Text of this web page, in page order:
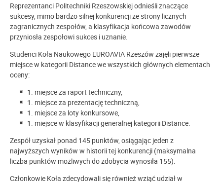
Reprezentanci Politechniki Rzeszowskiej odnieśli znaczące
sukcesy, mimo bardzo silnej konkurencji ze strony licznych
zagranicznych zespołów, a klasyfikacja końcowa zawodów
przyniosła zespołowi sukces i uznanie.
Studenci Koła Naukowego EUROAVIA Rzeszów zajęli pierwsze
miejsce w kategorii Distance we wszystkich głównych elementach
oceny:
1. miejsce za raport techniczny,
1. miejsce za prezentację techniczną,
1. miejsce za loty konkursowe,
1. miejsce w klasyfikacji generalnej kategorii Distance.
Zespół uzyskał ponad 145 punktów, osiągając jeden z
najwyższych wyników w historii tej konkurencji (maksymalna
liczba punktów możliwych do zdobycia wynosiła 155).
Członkowie Koła zdecydowali się również wziąć udział w